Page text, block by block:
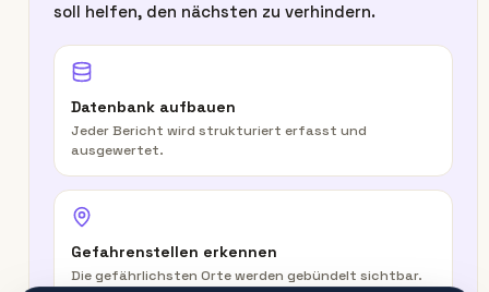
soll helfen, den nächsten zu verhindern.
Datenbank aufbauen
Jeder Bericht wird strukturiert erfasst und
ausgewertet.
Gefahrenstellen erkennen
Die gefährlichsten Orte werden gebündelt sichtbar.